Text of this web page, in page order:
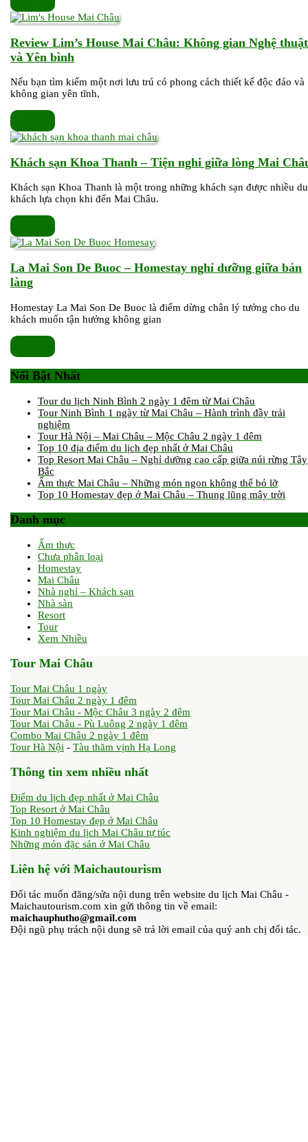
dưỡng
rộng,
đẹp
tại
Bản
Lác
thêm
Review Lim’s House Mai Châu: Không gian Nghệ thuật
và Yên bình
House
Mai
gian
Nghệ
thuật
và
Yên
Nếu bạn tìm kiếm một nơi lưu trú có phong cách thiết kế độc đáo và
không gian yên tĩnh,
Xem thêmXem
thêm
Khách sạn Khoa Thanh – Tiện nghi giữa lòng Mai
Khách sạn Khoa Thanh là một trong những khách sạn được nhiều du
khách lựa chọn khi đến Mai Châu.
Xem thêmXem
thêm
La Mai Son De Buoc – Homestay nghỉ dưỡng giữa bản
làngLa
Son
De
Buoc
Homestay
nghỉ
dưỡng
giữa
bản
làng
Homestay La Mai Son De Buoc là điểm dừng chân lý tưởng cho du
khách muốn tận hưởng không gian
Xem thêmXem
thêm
Nổi Bật Nhất
Tour du lịch Ninh Bình 2 ngày 1 đêm từ Mai Châu
Tour Ninh Bình 1 ngày từ Mai Châu – Hành trình đầy trải
nghiệm
Tour Hà Nội – Mai Châu – Mộc Châu 2 ngày 1 đêm
Top 10 địa điểm du lịch đẹp nhất ở Mai Châu
Top Resort Mai Châu – Nghỉ dưỡng cao cấp giữa núi rừng Tây
Bắc
Ẩm thực Mai Châu – Những món ngon không thể bỏ lỡ
Top 10 Homestay đẹp ở Mai Châu – Thung lũng mây trời
Danh mục
Ẩm thực
Chưa phân loại
Homestay
Mai Châu
Nhà nghỉ – Khách sạn
Nhà sàn
Resort
Tour
Xem Nhiều
Tour Mai Châu
Tour Mai Châu 1 ngày
Tour Mai Châu 2 ngày 1 đêm
Tour Mai Châu - Mộc Châu 3 ngày 2 đêm
Tour Mai Châu - Pù Luông 2 ngày 1 đêm
Combo Mai Châu 2 ngày 1 đêm
Tour Hà Nội - Tàu thăm vịnh Hạ Long
Thông tin xem nhiều nhất
Điểm du lịch đẹp nhất ở Mai Châu
Top Resort ở Mai Châu
Top 10 Homestay đẹp ở Mai Châu
Kinh nghiệm du lịch Mai Châu tự túc
Những món đặc sản ở Mai Châu
Liên hệ với Maichautourism
Đối tác muốn đăng/sửa nội dung trên website du lịch Mai Châu -
Maichautourism.com xin gửi thông tin về email:
maichauphutho@gmail.com
Đội ngũ phụ trách nội dung sẽ trả lời email của quý anh chị đối tác.